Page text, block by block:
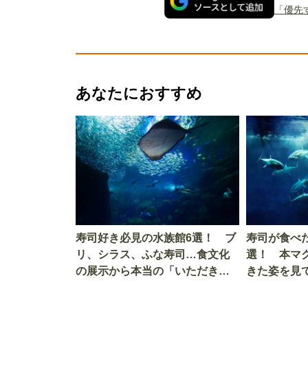
「優
あなたにおすすめ
寿司好き必見の水族館6選！ ブ
リ、シラス、ふな寿司…食文化
の展示から本当の「いただきま
寿司が食べ
選！ 本マ
きた姿を見